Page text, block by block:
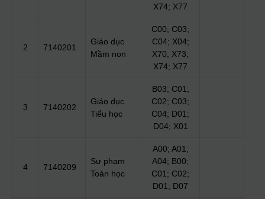
X74; X77
2 7140201
Giáo dục
Mầm non
C00; C03;
C04; X04;
X70; X73;
X74; X77
3 7140202
Giáo dục
Tiểu học
B03; C01;
C02; C03;
C04; D01;
D04; X01
4 7140209
Sư phạm
Toán học
A00; A01;
A04; B00;
C01; C02;
D01; D07